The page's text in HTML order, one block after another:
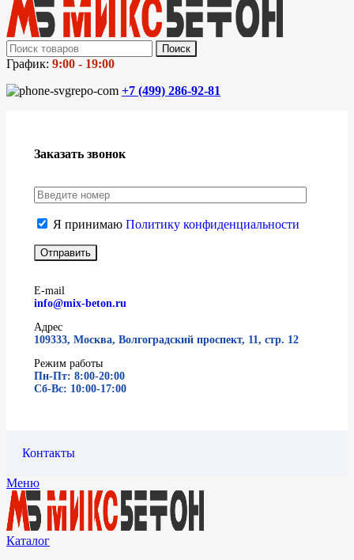
Поиск
График: 9:00 - 19:00
+7 (499) 286-92-81
Заказать звонок
Я принимаю Политику конфиденциальности
E-mail
info@mix-beton.ru
Адрес
109333, Москва, Волгоградский проспект, 11, стр. 12
Режим работы
Пн-Пт: 8:00-20:00
Сб-Вс: 10:00-17:00
Контакты
Меню
Каталог